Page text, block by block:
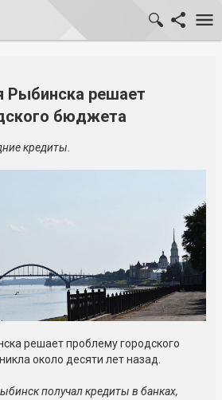
Рыбинска решает
бюджета
кредиты.
решает проблему городского
около десяти лет назад.
получал кредиты в банках,